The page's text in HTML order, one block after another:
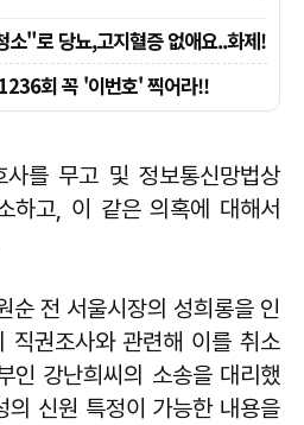
를 무고 및 정보통신망법상
하고, 이 같은 의혹에 대해서
순 전 서울시장의 성희롱을 인
직권조사와 관련해 이를 취소
인 강난희씨의 소송을 대리했
의 신원 특정이 가능한 내용을